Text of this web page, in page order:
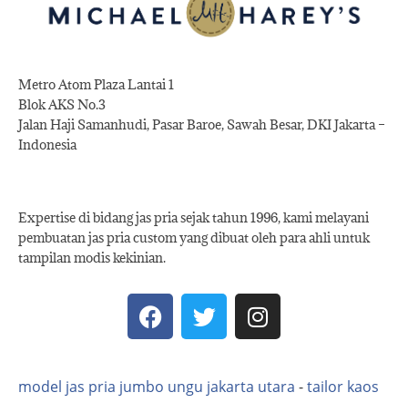
Metro Atom Plaza Lantai 1
Blok AKS No.3
Jalan Haji Samanhudi, Pasar Baroe, Sawah Besar, DKI Jakarta –
Indonesia
Expertise di bidang jas pria sejak tahun 1996, kami melayani
pembuatan jas pria custom yang dibuat oleh para ahli untuk
tampilan modis kekinian.
model jas pria jumbo ungu jakarta utara -tailor kaos